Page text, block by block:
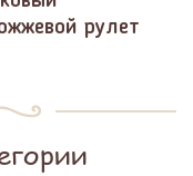
рулет